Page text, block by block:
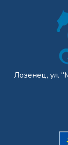
Лозенец, ул.